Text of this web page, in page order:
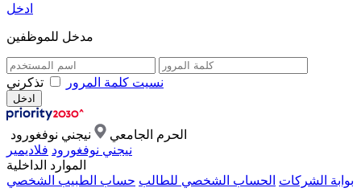
ادخل
مدخل للموظفين
نسيت كلمة المرور تذكرني
الحرم الجامعي
نيجني نوفغورود
نيجني نوفغورود فلاديمير
الموارد الداخلية
بوابة الشركات الحساب الشخصي للطالب حساب الطبيب الشخصي